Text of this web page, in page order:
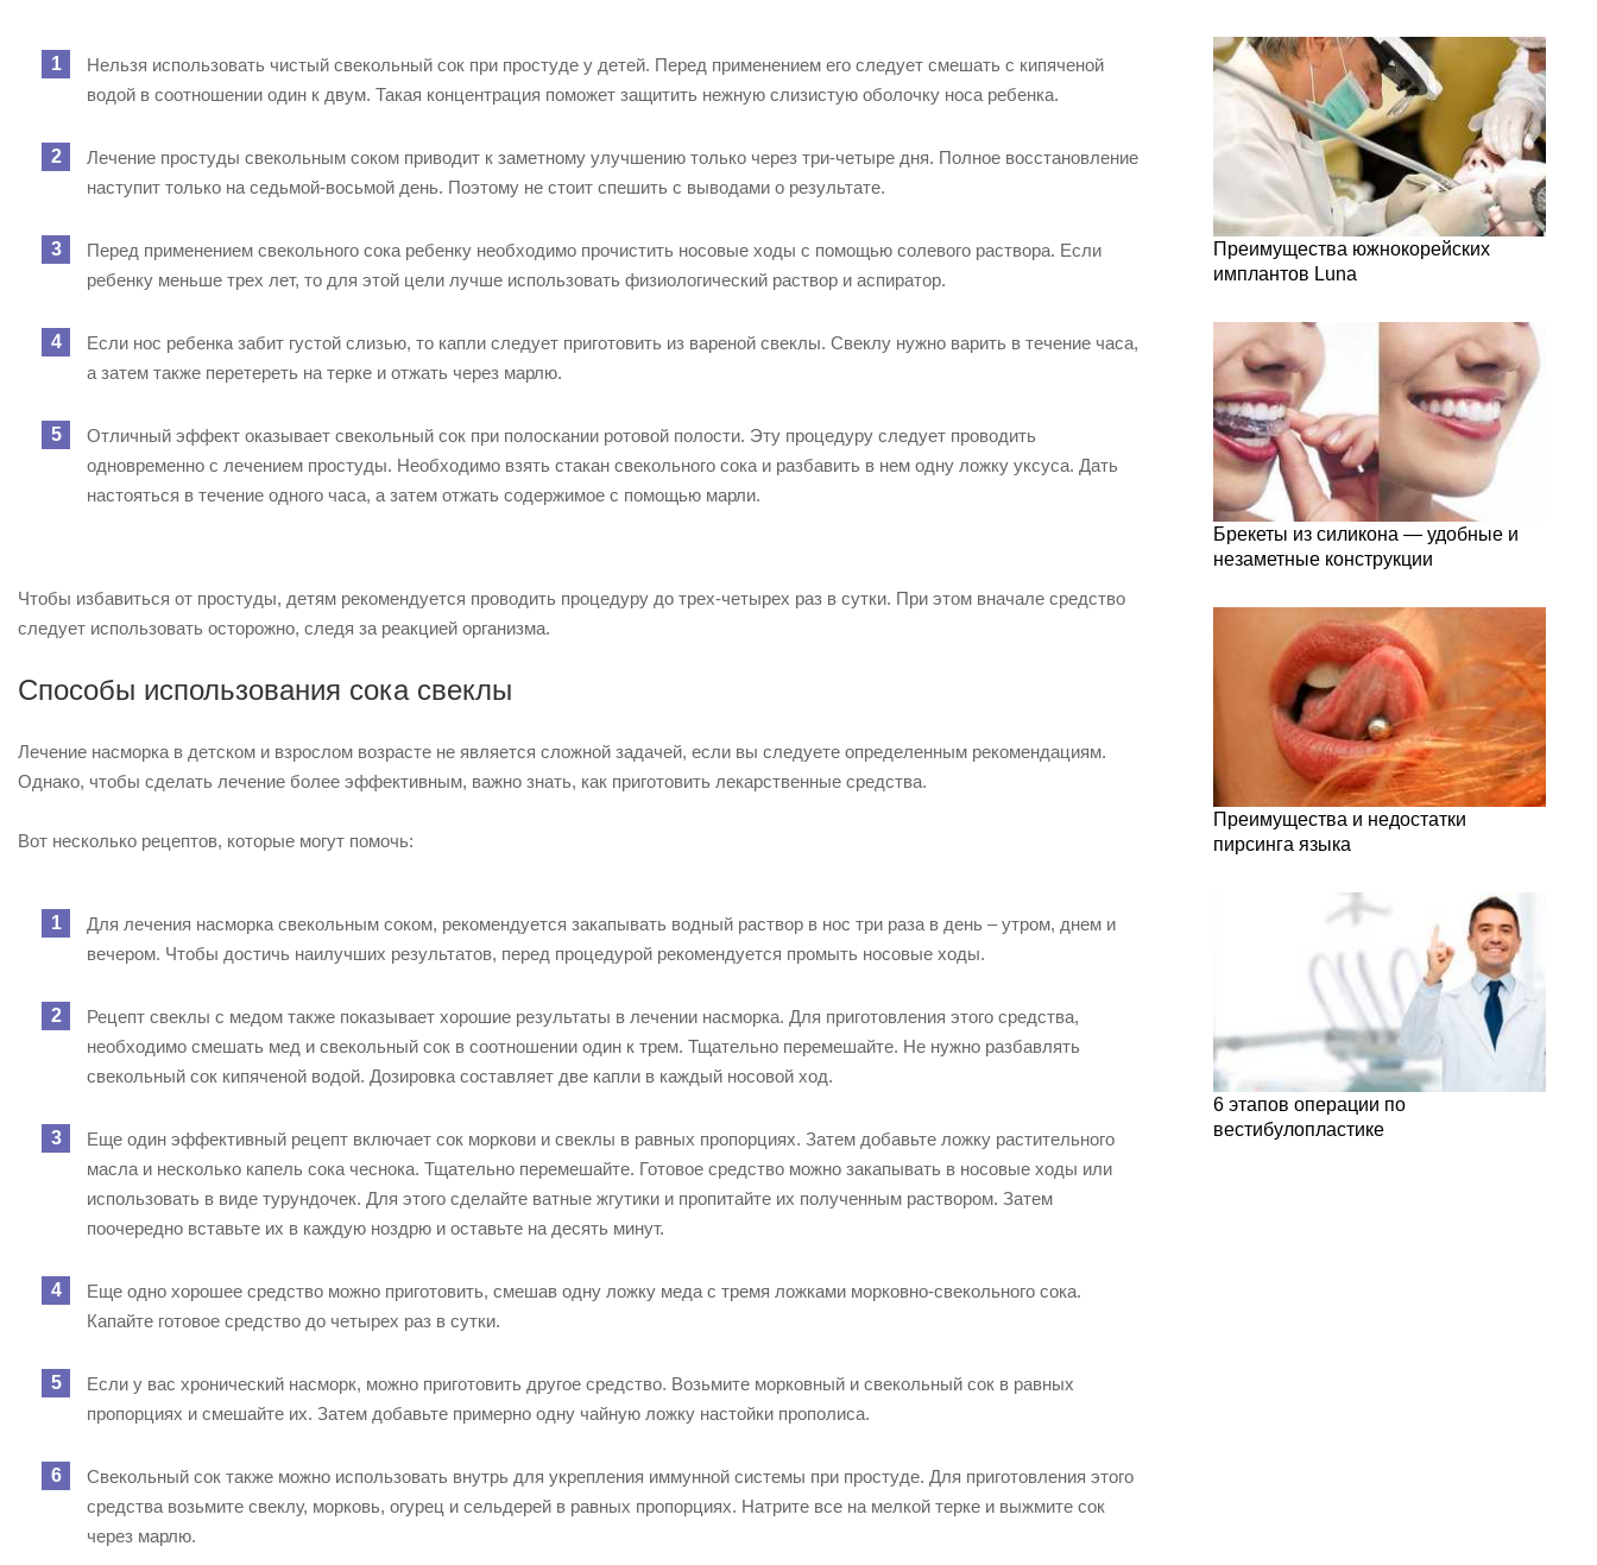
Нельзя использовать чистый свекольный сок при простуде у детей. Перед применением его следует смешать с кипяченой
водой в соотношении один к двум. Такая концентрация поможет защитить нежную слизистую оболочку носа ребенка.
Лечение простуды свекольным соком приводит к заметному улучшению только через три-четыре дня. Полное восстановление
наступит только на седьмой-восьмой день. Поэтому не стоит спешить с выводами о результате.
Перед применением свекольного сока ребенку необходимо прочистить носовые ходы с помощью солевого раствора. Если
ребенку меньше трех лет, то для этой цели лучше использовать физиологический раствор и аспиратор.
Если нос ребенка забит густой слизью, то капли следует приготовить из вареной свеклы. Свеклу нужно варить в течение часа,
а затем также перетереть на терке и отжать через марлю.
Отличный эффект оказывает свекольный сок при полоскании ротовой полости. Эту процедуру следует проводить
одновременно с лечением простуды. Необходимо взять стакан свекольного сока и разбавить в нем одну ложку уксуса. Дать
настояться в течение одного часа, а затем отжать содержимое с помощью марли.
Чтобы избавиться от простуды, детям рекомендуется проводить процедуру до трех-четырех раз в сутки. При этом вначале средство
следует использовать осторожно, следя за реакцией организма.
Способы использования сока свеклы
Лечение насморка в детском и взрослом возрасте не является сложной задачей, если вы следуете определенным рекомендациям.
Однако, чтобы сделать лечение более эффективным, важно знать, как приготовить лекарственные средства.
Вот несколько рецептов, которые могут помочь:
Для лечения насморка свекольным соком, рекомендуется закапывать водный раствор в нос три раза в день – утром, днем и
вечером. Чтобы достичь наилучших результатов, перед процедурой рекомендуется промыть носовые ходы.
Рецепт свеклы с медом также показывает хорошие результаты в лечении насморка. Для приготовления этого средства,
необходимо смешать мед и свекольный сок в соотношении один к трем. Тщательно перемешайте. Не нужно разбавлять
свекольный сок кипяченой водой. Дозировка составляет две капли в каждый носовой ход.
Еще один эффективный рецепт включает сок моркови и свеклы в равных пропорциях. Затем добавьте ложку растительного
масла и несколько капель сока чеснока. Тщательно перемешайте. Готовое средство можно закапывать в носовые ходы или
использовать в виде турундочек. Для этого сделайте ватные жгутики и пропитайте их полученным раствором. Затем
поочередно вставьте их в каждую ноздрю и оставьте на десять минут.
Еще одно хорошее средство можно приготовить, смешав одну ложку меда с тремя ложками морковно-свекольного сока.
Капайте готовое средство до четырех раз в сутки.
Если у вас хронический насморк, можно приготовить другое средство. Возьмите морковный и свекольный сок в равных
пропорциях и смешайте их. Затем добавьте примерно одну чайную ложку настойки прополиса.
Свекольный сок также можно использовать внутрь для укрепления иммунной системы при простуде. Для приготовления этого
средства возьмите свеклу, морковь, огурец и сельдерей в равных пропорциях. Натрите все на мелкой терке и выжмите сок
через марлю.
Преимущества южнокорейских
имплантов Luna
Брекеты из силикона — удобные и
незаметные конструкции
Преимущества и недостатки
пирсинга языка
6 этапов операции по
вестибулопластике